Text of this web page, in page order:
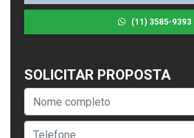
(11) 3585-9393
SOLICITAR PROPOSTA